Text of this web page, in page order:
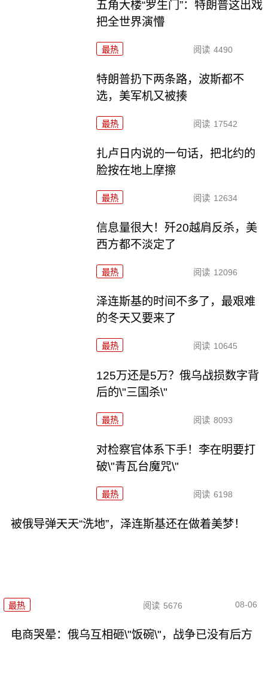
五角大楼“罗生门”：特朗普这出戏
把全世界演懵
最热 阅读 4490
特朗普扔下两条路，波斯都不
选，美军机又被揍
最热 阅读 17542
扎卢日内说的一句话，把北约的
脸按在地上摩擦
最热 阅读 12634
信息量很大！歼20越肩反杀，美
西方都不淡定了
最热 阅读 12096
泽连斯基的时间不多了，最艰难
的冬天又要来了
最热 阅读 10645
125万还是5万？俄乌战损数字背
后的\"三国杀\"
最热 阅读 8093
对检察官体系下手！李在明要打
破\"青瓦台魔咒\"
最热 阅读 6198
被俄导弹天天“洗地”，泽连斯基还在做着美梦！
最热 阅读 5676 08-06
电商哭晕：俄乌互相砸\"饭碗\"，战争已没有后方